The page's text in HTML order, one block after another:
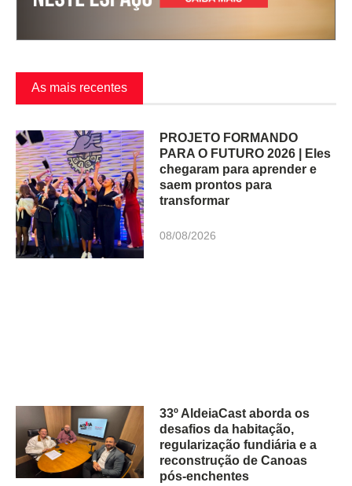
As mais recentes
PROJETO FORMANDO
PARA O FUTURO 2026 | Eles
chegaram para aprender e
saem prontos para
transformar
08/08/2026
33º AldeiaCast aborda os
desafios da habitação,
regularização fundiária e a
reconstrução de Canoas
pós-enchentes